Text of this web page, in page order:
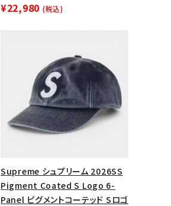
¥22,980 (税込)
Supreme シュプリーム 2026SS
Pigment Coated S Logo 6-
Panel ピグメントコーテッド Sロゴ